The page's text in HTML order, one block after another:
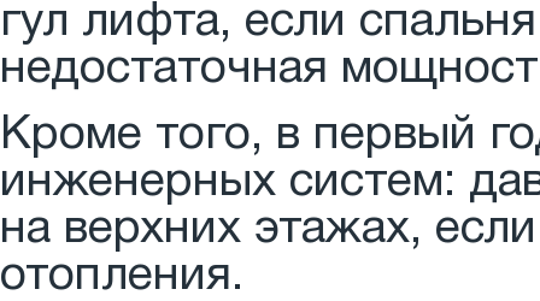
гул лифта, если
недостаточная
Кроме того, в первый
инженерных систем:
на верхних этажах,
отопления.